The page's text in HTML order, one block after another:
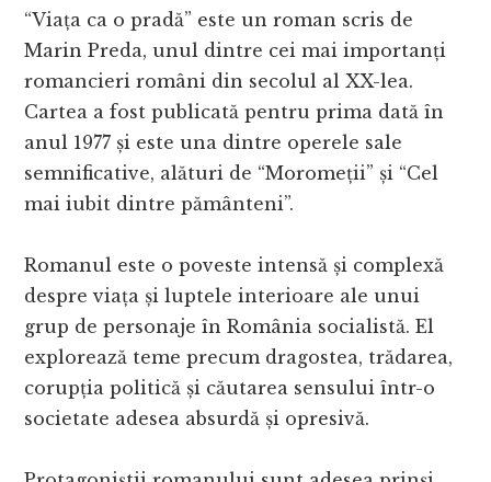
“Viața ca o pradă” este un roman scris de
Marin Preda, unul dintre cei mai importanți
romancieri români din secolul al XX-lea.
Cartea a fost publicată pentru prima dată în
anul 1977 și este una dintre operele sale
semnificative, alături de “Moromeții” și “Cel
mai iubit dintre pământeni”.
Romanul este o poveste intensă și complexă
despre viața și luptele interioare ale unui
grup de personaje în România socialistă. El
explorează teme precum dragostea, trădarea,
corupția politică și căutarea sensului într-o
societate adesea absurdă și opresivă.